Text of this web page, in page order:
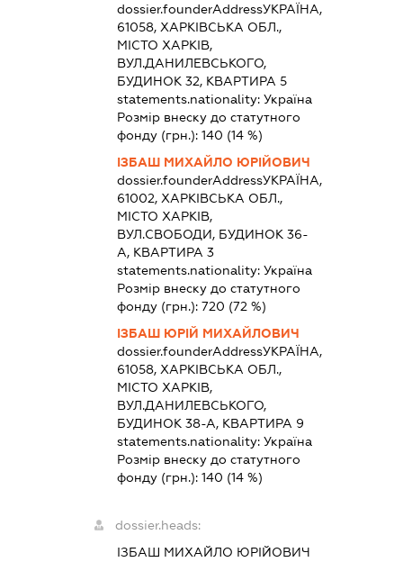
dossier.founderAddressУКРАЇНА,
61058, ХАРКІВСЬКА ОБЛ.,
МІСТО ХАРКІВ,
ВУЛ.ДАНИЛЕВСЬКОГО,
БУДИНОК 32, КВАРТИРА 5
statements.nationality: Україна
Розмір внеску до статутного
фонду (грн.): 140 (14 %)
ІЗБАШ МИХАЙЛО ЮРІЙОВИЧ
dossier.founderAddressУКРАЇНА,
61002, ХАРКІВСЬКА ОБЛ.,
МІСТО ХАРКІВ,
ВУЛ.СВОБОДИ, БУДИНОК 36-
А, КВАРТИРА 3
statements.nationality: Україна
Розмір внеску до статутного
фонду (грн.): 720 (72 %)
ІЗБАШ ЮРІЙ МИХАЙЛОВИЧ
dossier.founderAddressУКРАЇНА,
61058, ХАРКІВСЬКА ОБЛ.,
МІСТО ХАРКІВ,
ВУЛ.ДАНИЛЕВСЬКОГО,
БУДИНОК 38-А, КВАРТИРА 9
statements.nationality: Україна
Розмір внеску до статутного
фонду (грн.): 140 (14 %)
dossier.heads:
ІЗБАШ МИХАЙЛО ЮРІЙОВИЧ